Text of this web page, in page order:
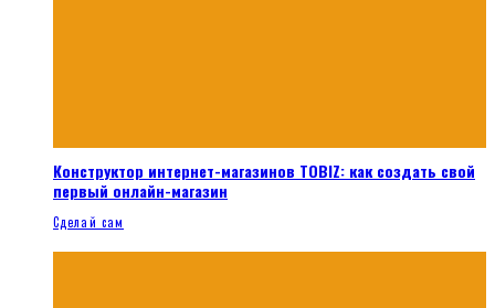
Конструктор интернет-магазинов TOBIZ: как создать свой
первый онлайн-магазин
Сделай сам